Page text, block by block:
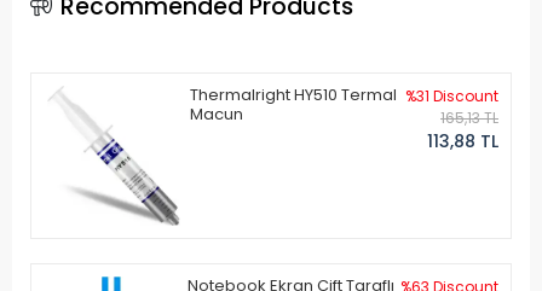
Thermalright HY510 Termal
Macun
%31 Discount
165,13 TL
113,88 TL
Notebook Ekran Çift Taraflı %63 Discount